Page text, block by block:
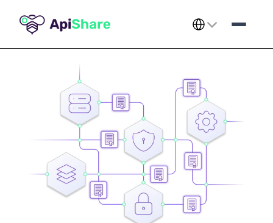
Select Language